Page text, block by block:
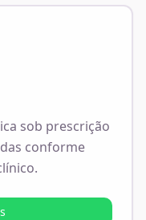
sob prescrição
conforme